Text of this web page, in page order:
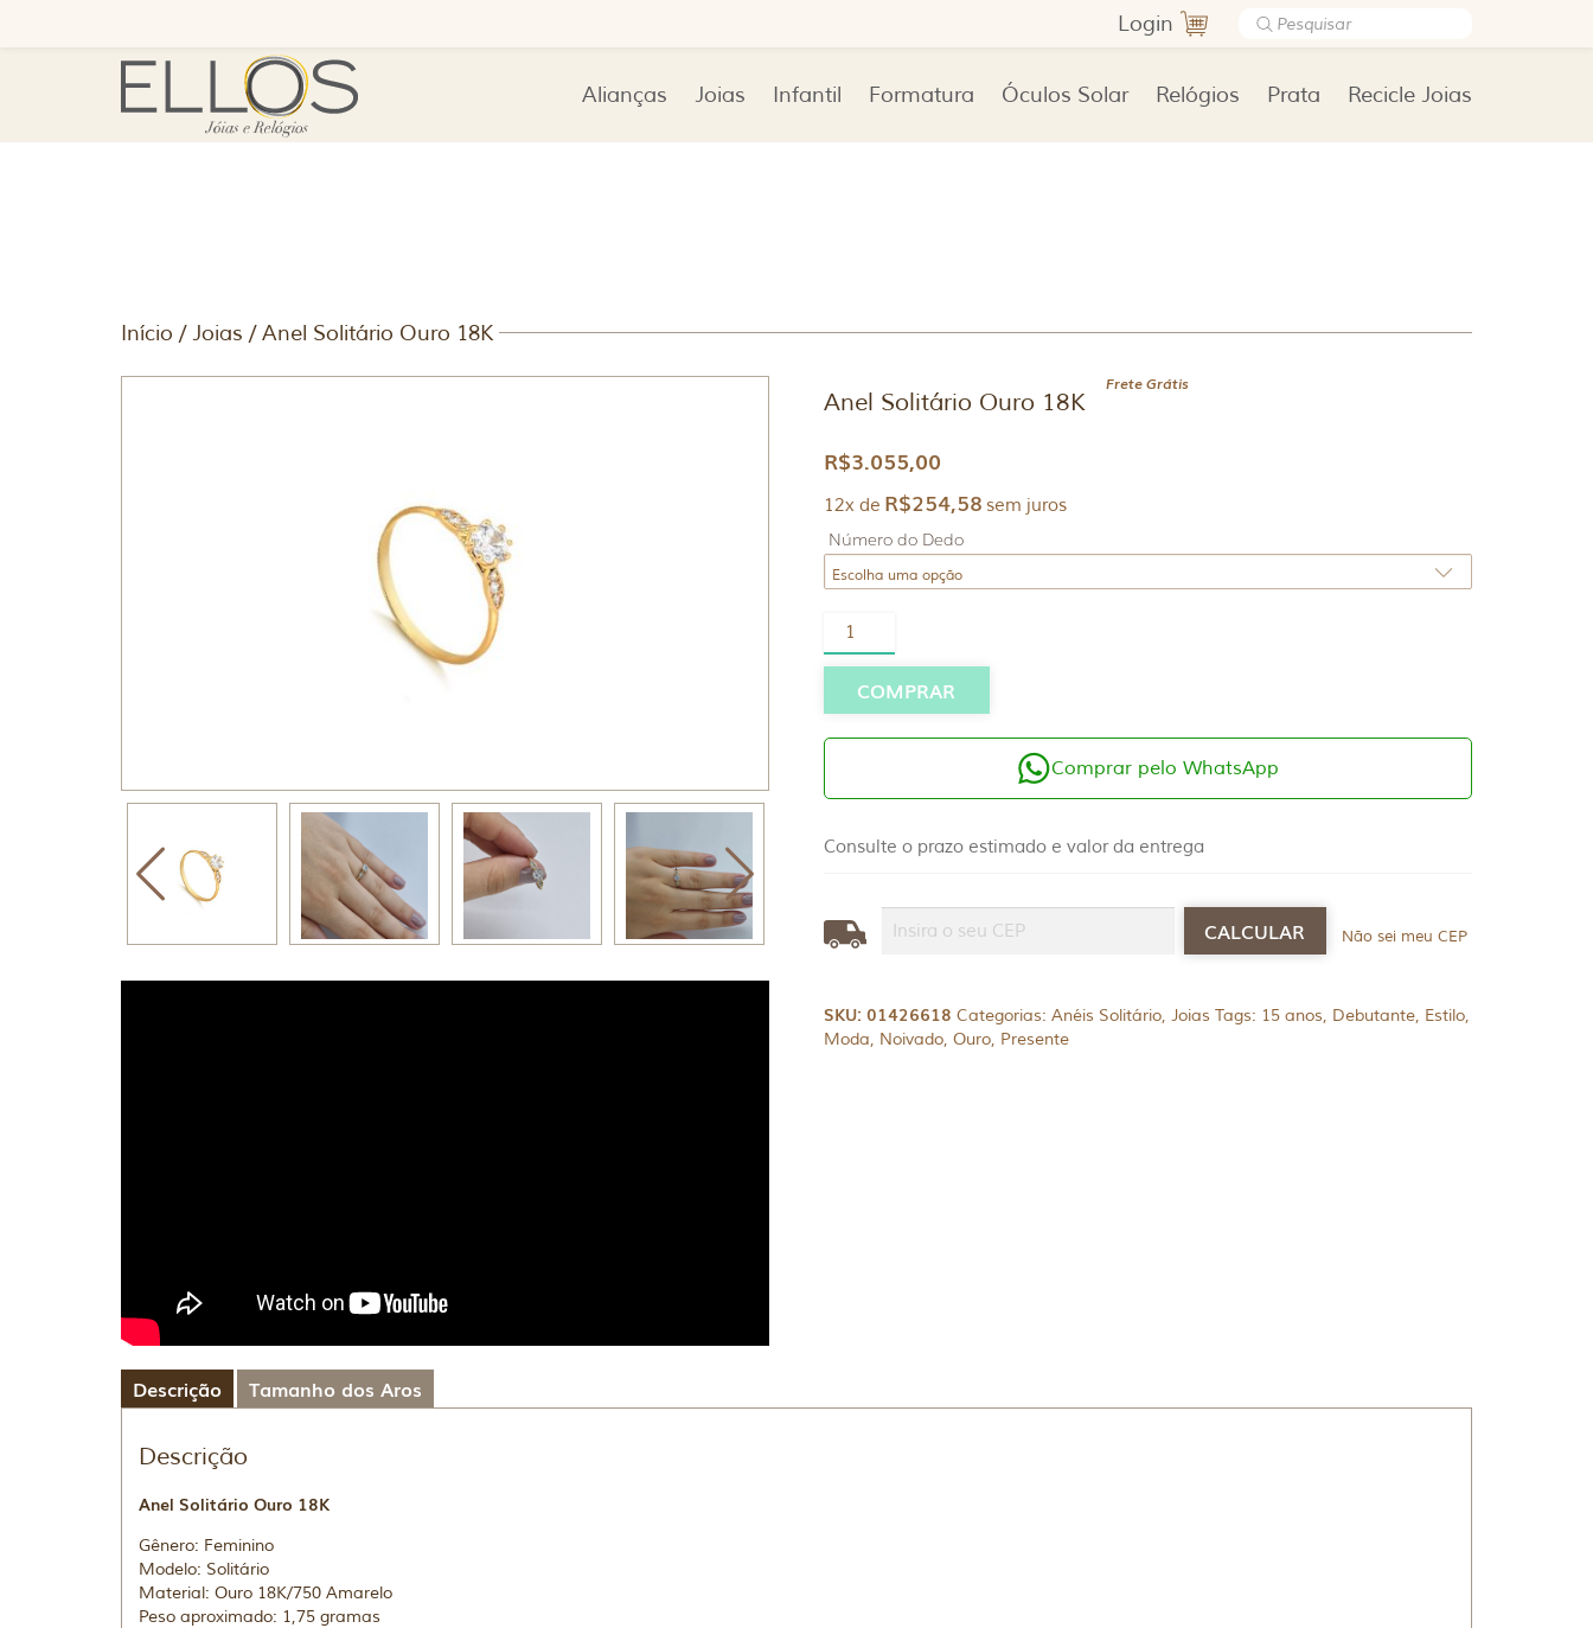
Login
Alianças Joias Infantil Formatura Óculos Solar Relógios Prata Recicle Joias
Início /Joias / Anel Solitário Ouro 18K
Frete Grátis
Anel Solitário Ouro 18K
R$3.055,00
12x de R$254,58 sem juros
Número do Dedo
Anel
Solitário
Ouro
quantidade
COMPRAR
Comprar pelo WhatsApp
Consulte o prazo estimado e valor da entrega
Não sei meu CEP
SKU: 01426618 Categorias: Anéis Solitário, Joias Tags: 15 anos, Debutante, Estilo,
Moda, Noivado, Ouro, Presente
Descrição Tamanho dos Aros
Descrição
Anel Solitário Ouro 18K
Gênero: Feminino
Modelo: Solitário
Material: Ouro 18K/750 Amarelo
Peso aproximado: 1,75 gramas